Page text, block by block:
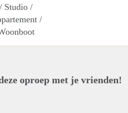
/ Studio /
/
oproep met je vrienden!